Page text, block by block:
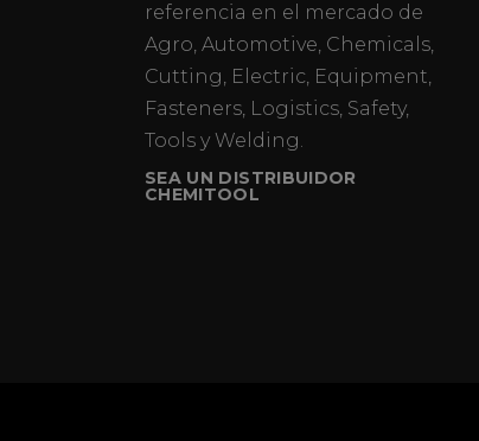
referencia en el mercado de
Agro, Automotive, Chemicals,
Cutting, Electric, Equipment,
Fasteners, Logistics, Safety,
Tools y Welding.
SEA UN DISTRIBUIDOR
CHEMITOOL